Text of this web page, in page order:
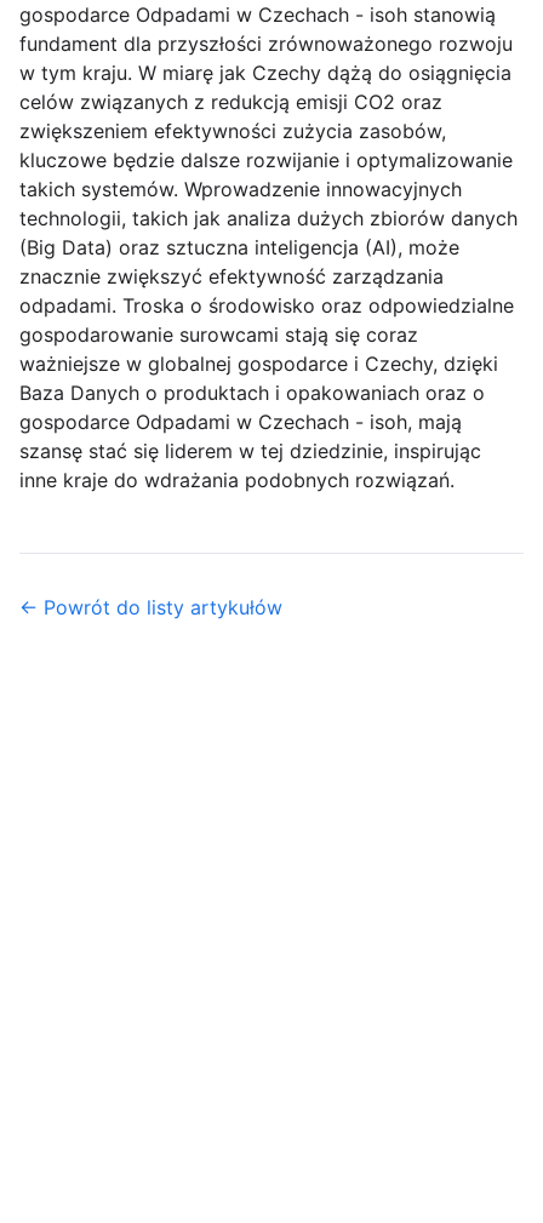
gospodarce Odpadami w Czechach - isoh stanowią
fundament dla przyszłości zrównoważonego rozwoju
w tym kraju. W miarę jak Czechy dążą do osiągnięcia
celów związanych z redukcją emisji CO2 oraz
zwiększeniem efektywności zużycia zasobów,
kluczowe będzie dalsze rozwijanie i optymalizowanie
takich systemów. Wprowadzenie innowacyjnych
technologii, takich jak analiza dużych zbiorów danych
(Big Data) oraz sztuczna inteligencja (AI), może
znacznie zwiększyć efektywność zarządzania
odpadami. Troska o środowisko oraz odpowiedzialne
gospodarowanie surowcami stają się coraz
ważniejsze w globalnej gospodarce i Czechy, dzięki
Baza Danych o produktach i opakowaniach oraz o
gospodarce Odpadami w Czechach - isoh, mają
szansę stać się liderem w tej dziedzinie, inspirując
inne kraje do wdrażania podobnych rozwiązań.
← Powrót do listy artykułów